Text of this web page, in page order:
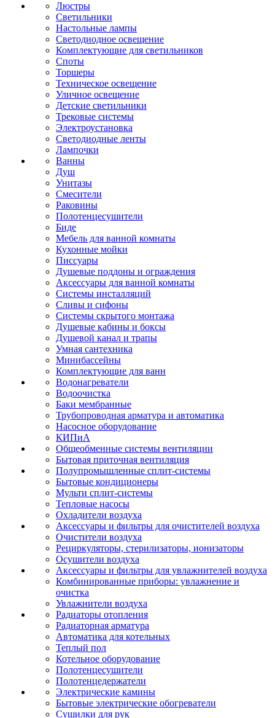
Люстры
Светильники
Настольные лампы
Светодиодное освещение
Комплектующие для светильников
Споты
Торшеры
Техническое освещение
Уличное освещение
Детские светильники
Трековые системы
Электроустановка
Светодиодные ленты
Лампочки
Ванны
Душ
Унитазы
Смесители
Раковины
Полотенцесушители
Биде
Мебель для ванной комнаты
Кухонные мойки
Писсуары
Душевые поддоны и ограждения
Аксессуары для ванной комнаты
Системы инсталляций
Сливы и сифоны
Системы скрытого монтажа
Душевые кабины и боксы
Душевой канал и трапы
Умная сантехника
Минибассейны
Комплектующие для ванн
Водонагреватели
Водоочистка
Баки мембранные
Трубопроводная арматура и автоматика
Насосное оборудование
КИПиА
Общеобменные системы вентиляции
Бытовая приточная вентиляция
Полупромышленные сплит-системы
Бытовые кондиционеры
Мульти сплит-системы
Тепловые насосы
Охладители воздуха
Аксессуары и фильтры для очистителей воздуха
Очистители воздуха
Рециркуляторы, стерилизаторы, ионизаторы
Осушители воздуха
Аксессуары и фильтры для увлажнителей воздуха
Комбинированные приборы: увлажнение и
очистка
Увлажнители воздуха
Радиаторы отопления
Радиаторная арматура
Автоматика для котельных
Теплый пол
Котельное оборудование
Полотенцесушители
Полотенцедержатели
Электрические камины
Бытовые электрические обогреватели
Сушилки для рук